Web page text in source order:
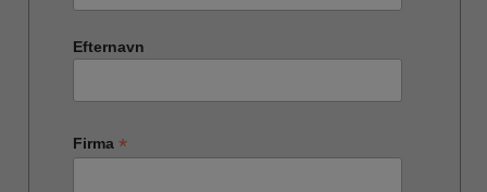
Efternavn
Firma*